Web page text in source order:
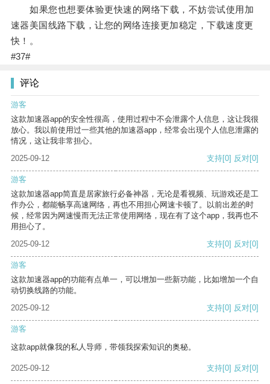
如果您也想要体验更快速的网络下载，不妨尝试使用加
速器美国线路下载，让您的网络连接更加稳定，下载速度更
快！。
#37#
评论
游客
这款加速器app的安全性很高，使用过程中不会泄露个人信息，这让我很
放心。我以前使用过一些其他的加速器app，经常会出现个人信息泄露的
情况，这让我非常担心。
2025-09-12
支持[0] 反对[0]
游客
这款加速器app简直是居家旅行必备神器，无论是看视频、玩游戏还是工
作办公，都能畅享高速网络，再也不用担心网速卡顿了。以前出差的时
候，经常因为网速慢而无法正常使用网络，现在有了这个app，我再也不
用担心了。
2025-09-12
支持[0] 反对[0]
游客
这款加速器app的功能有点单一，可以增加一些新功能，比如增加一个自
动切换线路的功能。
2025-09-12
支持[0] 反对[0]
游客
这款app就像我的私人导师，带领我探索知识的奥秘。
2025-09-12 支持[0] 反对[0]